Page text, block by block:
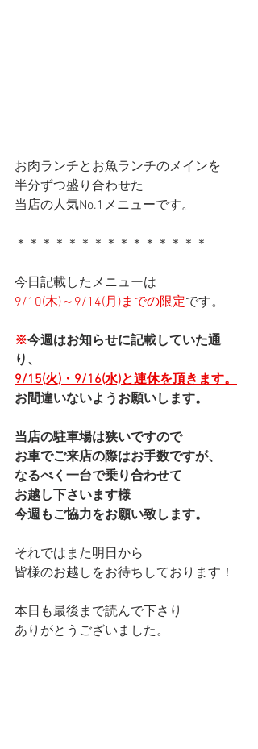
お肉ランチとお魚ランチのメインを
半分ずつ盛り合わせた
当店の人気No.1メニューです。
＊＊＊＊＊＊＊＊＊＊＊＊＊＊＊
今日記載したメニューは
9/10(木)～9/14(月)までの限定です。
※今週はお知らせに記載していた通
り、
9/15(火)・9/16(水)と連休を頂きます。
お間違いないようお願いします。
当店の駐車場は狭いですので
お車でご来店の際はお手数ですが、
なるべく一台で乗り合わせて
お越し下さいます様
今週もご協力をお願い致します。
それではまた明日から
皆様のお越しをお待ちしております！
本日も最後まで読んで下さり
ありがとうございました。